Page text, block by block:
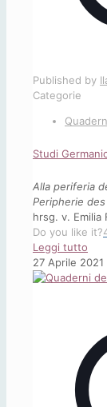
Published by
Categorie
Studi
Alla periferia
Peripherie
hrsg. v. Emilia
Do you like it?
Leggi tutto
Studi
4
27 Aprile 2021